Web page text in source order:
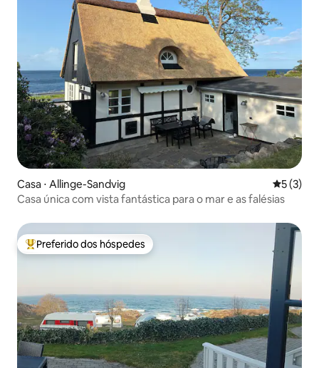
Casa ⋅ Allinge-Sandvig 5 de
5 (3)
Casa única com vista fantástica para o mar e as falésias
Entre os melhores preferidos dos hóspedes
Preferido dos hóspedes